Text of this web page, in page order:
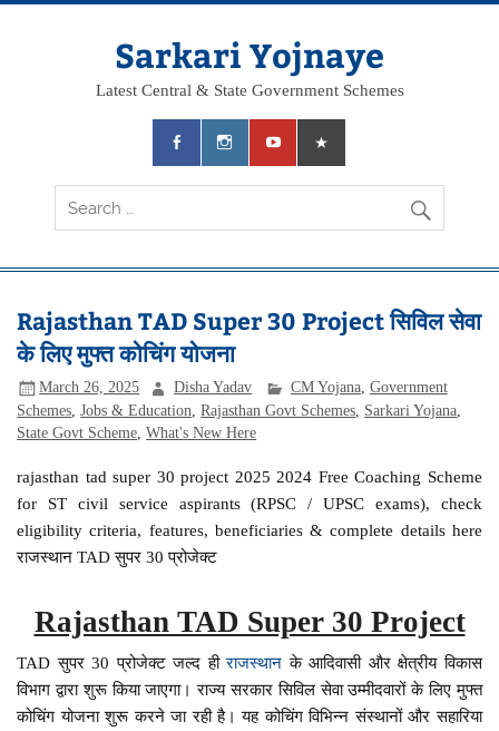
Skip
Sarkari Yojnaye
Latest Central & State Government Schemes
Rajasthan TAD Super 30 Project सिविल सेवा
के लिए मुफ्त कोचिंग योजना
March 26, 2025 Disha Yadav CM Yojana, Government
Schemes ,Jobs & Education ,Rajasthan Govt Schemes Sarkari Yojana
State Govt Scheme ,What's New Here
rajasthan tad super 30 project 2025 2024 Free Coaching Scheme
for ST civil service aspirants (RPSC / UPSC exams), check
eligibility criteria, features, beneficiaries & complete details here
राजस्थान TAD सुपर 30 प्रोजेक्ट
Rajasthan TAD Super 30 Project
TAD सुपर 30 प्रोजेक्ट जल्द हीराजस्थान के आदिवासी और क्षेत्रीय विकास
विभाग द्वारा शुरू किया जाएगा। राज्य सरकार सिविल सेवा उम्मीदवारों के लिए मुफ्त
कोचिंग योजना शुरू करने जा रही है। यह कोचिंग विभिन्न संस्थानों और सहारिया